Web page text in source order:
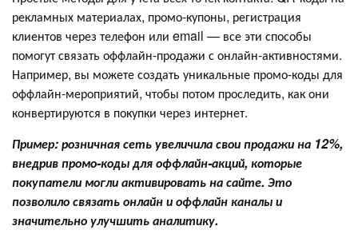
рекламных материалах, промо-купоны, регистрация
клиентов через телефон или email — все эти способы
помогут связать оффлайн-продажи с онлайн-активностями.
Например, вы можете создать уникальные промо-коды для
оффлайн-мероприятий, чтобы потом проследить, как они
конвертируются в покупки через интернет.
Пример: розничная сеть увеличила свои продажи на 12%,
внедрив промо-коды для оффлайн-акций, которые
покупатели могли активировать на сайте. Это
позволило связать онлайн и оффлайн каналы и
значительно улучшить аналитику.